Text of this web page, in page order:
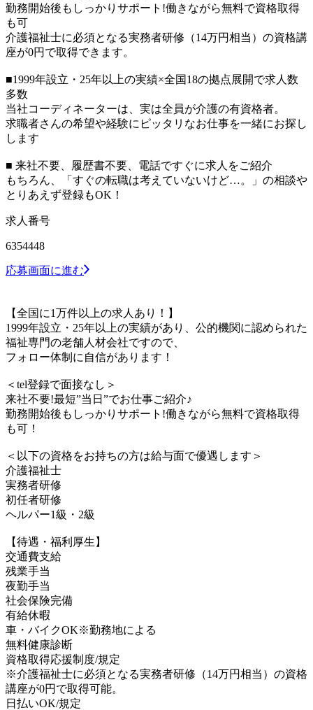
勤務開始後もしっかりサポート!働きながら無料で資格取得
も可
介護福祉士に必須となる実務者研修（14万円相当）の資格講
座が0円で取得できます。
■1999年設立・25年以上の実績×全国18の拠点展開で求人数
多数
当社コーディネーターは、実は全員が介護の有資格者。
求職者さんの希望や経験にピッタリなお仕事を一緒にお探し
します
■ 来社不要、履歴書不要、電話ですぐに求人をご紹介
もちろん、「すぐの転職は考えていないけど…。」の相談や
とりあえず登録もOK！
求人番号
6354448
応募画面に進む
【全国に1万件以上の求人あり！】
1999年設立・25年以上の実績があり、公的機関に認められた
福祉専門の老舗人材会社ですので、
フォロー体制に自信があります！
＜tel登録で面接なし＞
来社不要!最短”当日”でお仕事ご紹介♪
勤務開始後もしっかりサポート!働きながら無料で資格取得
も可！
＜以下の資格をお持ちの方は給与面で優遇します＞
介護福祉士
実務者研修
初任者研修
ヘルパー1級・2級
【待遇・福利厚生】
交通費支給
残業手当
夜勤手当
社会保険完備
有給休暇
車・バイクOK※勤務地による
無料健康診断
資格取得応援制度/規定
※介護福祉士に必須となる実務者研修（14万円相当）の資格
講座が0円で取得可能。
日払いOK/規定